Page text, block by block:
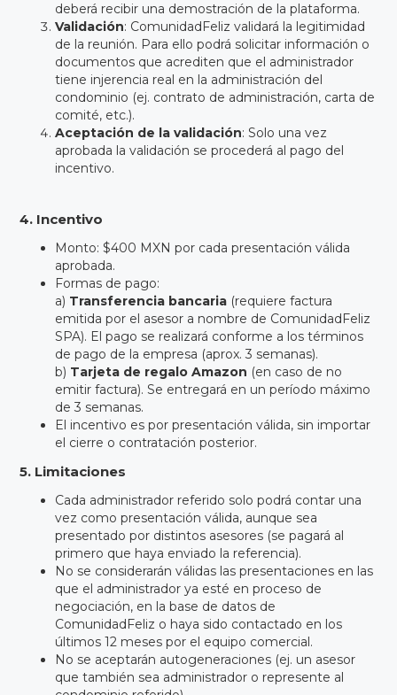
deberá recibir una demostración de la plataforma.
Validación: ComunidadFeliz validará la legitimidad
de la reunión. Para ello podrá solicitar información o
documentos que acrediten que el administrador
tiene injerencia real en la administración del
condominio (ej. contrato de administración, carta de
comité, etc.).
Aceptación de la validación: Solo una vez
aprobada la validación se procederá al pago del
incentivo.
4. Incentivo
Monto: $400 MXN por cada presentación válida
aprobada.
Formas de pago:
a) Transferencia bancaria (requiere factura
emitida por el asesor a nombre de ComunidadFeliz
SPA). El pago se realizará conforme a los términos
de pago de la empresa (aprox. 3 semanas).
b) Tarjeta de regalo Amazon (en caso de no
emitir factura). Se entregará en un período máximo
de 3 semanas.
El incentivo es por presentación válida, sin importar
el cierre o contratación posterior.
5. Limitaciones
Cada administrador referido solo podrá contar una
vez como presentación válida, aunque sea
presentado por distintos asesores (se pagará al
primero que haya enviado la referencia).
No se considerarán válidas las presentaciones en las
que el administrador ya esté en proceso de
negociación, en la base de datos de
ComunidadFeliz o haya sido contactado en los
últimos 12 meses por el equipo comercial.
No se aceptarán autogeneraciones (ej. un asesor
que también sea administrador o represente al